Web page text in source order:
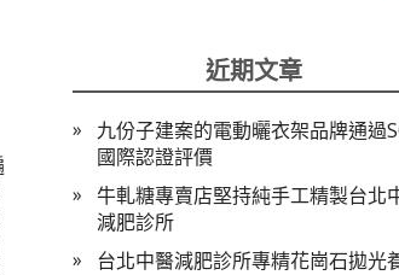
近期文章
九份子建案的電動曬衣架品牌通過
國際認證評價
牛軋糖專賣店堅持純手工精製台北
減肥診所
台北中醫減肥診所專精花崗石拋光